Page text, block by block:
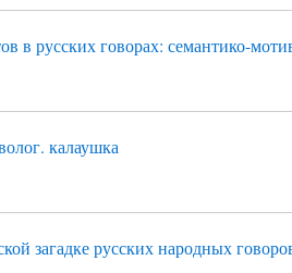
в русских говорах: семантико-
калаушка
загадке русских народных